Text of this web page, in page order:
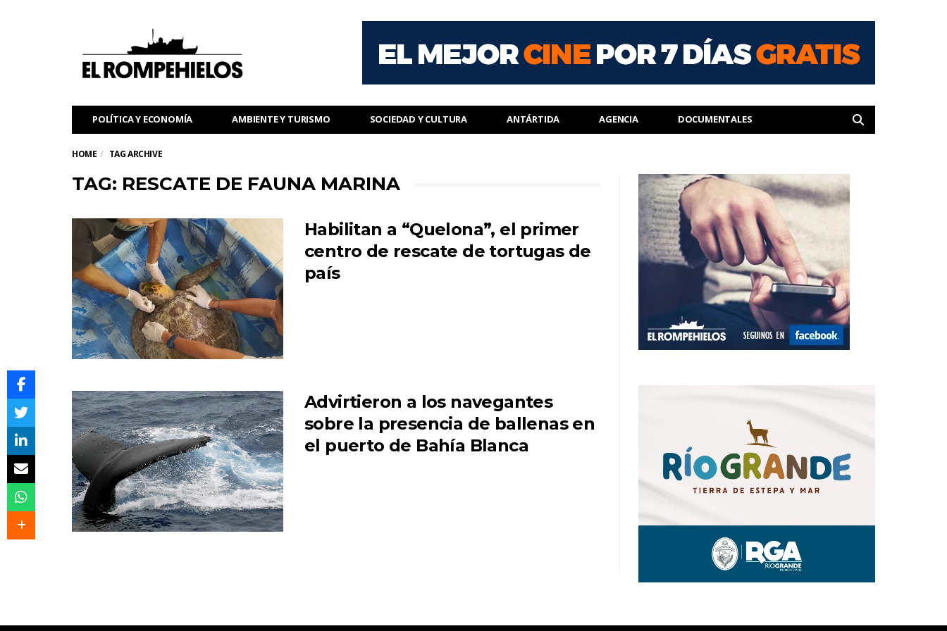
POLÍTICA Y ECONOMÍA AMBIENTE Y TURISMO SOCIEDAD Y CULTURA ANTÁRTIDA AGENCIA DOCUMENTALES
HOME TAG ARCHIVE
TAG: RESCATE DE FAUNA MARINA
Habilitan a “Quelona”, el primer
centro de rescate de tortugas de
país
Advirtieron a los navegantes
sobre la presencia de ballenas en
el puerto de Bahía Blanca